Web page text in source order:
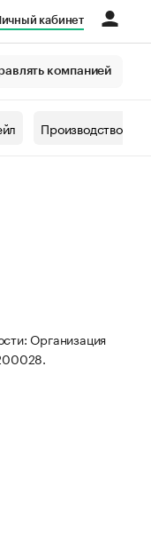
кабинет
компанией
Производство
Организация